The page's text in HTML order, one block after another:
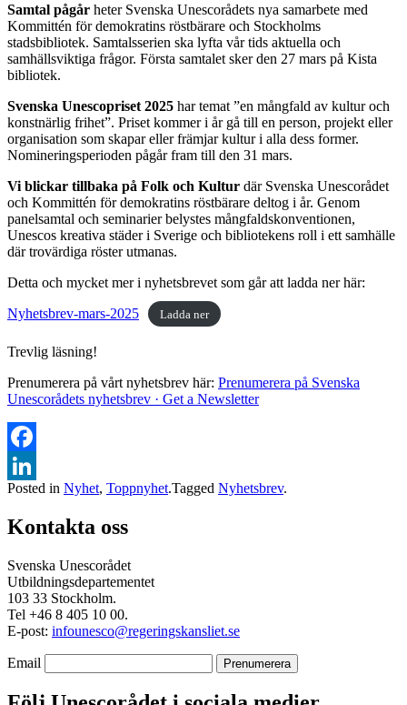
Samtal pågår heter Svenska Unescorådets nya samarbete med
Kommittén för demokratins röstbärare och Stockholms
stadsbibliotek. Samtalsserien ska lyfta vår tids aktuella och
samhällsviktiga frågor. Första samtalet sker den 27 mars på Kista
bibliotek.
Svenska Unescopriset 2025 har temat ”en mångfald av kultur och
konstnärlig frihet”. Priset kommer i år gå till en person, projekt eller
organisation som skapar eller främjar kultur i alla dess former.
Nomineringsperioden pågår fram till den 31 mars.
Vi blickar tillbaka på Folk och Kultur där Svenska Unescorådet
och Kommittén för demokratins röstbärare deltog i år. Genom
panelsamtal och seminarier belystes mångfaldskonventionen,
Unescos kreativa städer i Sverige och bibliotekens roll i ett samhälle
där trovärdiga röster utmanas.
Detta och mycket mer i nyhetsbrevet som går att ladda ner här:
Nyhetsbrev-mars-2025
Ladda ner
Trevlig läsning!
Prenumerera på vårt nyhetsbrev här: Prenumerera på Svenska
Unescorådets nyhetsbrev · Get a Newsletter
Facebook
LinkedIn
Posted in Nyhet, Toppnyhet.Tagged Nyhetsbrev.
Kontakta oss
Svenska Unescorådet
Utbildningsdepartementet
103 33 Stockholm.
Tel +46 8 405 10 00.
E-post: infounesco@regeringskansliet.se
Email